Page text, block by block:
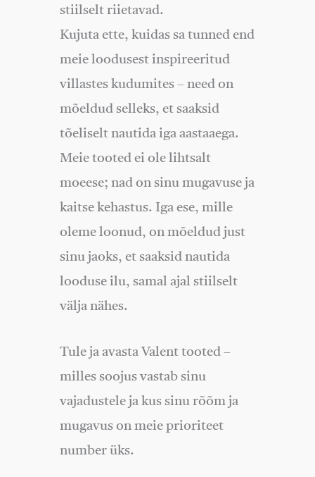
stiilselt riietavad.
Kujuta ette, kuidas sa tunned end
meie loodusest inspireeritud
villastes kudumites – need on
mõeldud selleks, et saaksid
tõeliselt nautida iga aastaaega.
Meie tooted ei ole lihtsalt
moeese; nad on sinu mugavuse ja
kaitse kehastus. Iga ese, mille
oleme loonud, on mõeldud just
sinu jaoks, et saaksid nautida
looduse ilu, samal ajal stiilselt
välja nähes.
Tule ja avasta Valent tooted –
milles soojus vastab sinu
vajadustele ja kus sinu rõõm ja
mugavus on meie prioriteet
number üks.